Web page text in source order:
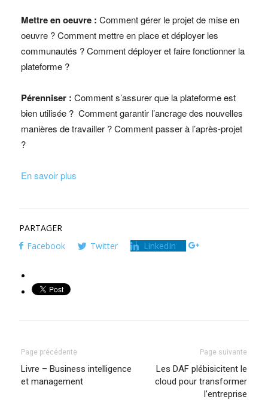
Mettre en oeuvre : Comment gérer le projet de mise en
oeuvre ? Comment mettre en place et déployer les
communautés ? Comment déployer et faire fonctionner la
plateforme ?
Pérenniser : Comment s’assurer que la plateforme est
bien utilisée ? Comment garantir l’ancrage des nouvelles
manières de travailler ? Comment passer à l’après-projet
?
En savoir plus
PARTAGER
Facebook
Twitter LinkedIn
Page précédente
Livre – Business intelligence
et management
Page suivante
Les DAF plébisicitent le
cloud pour transformer
l’entreprise